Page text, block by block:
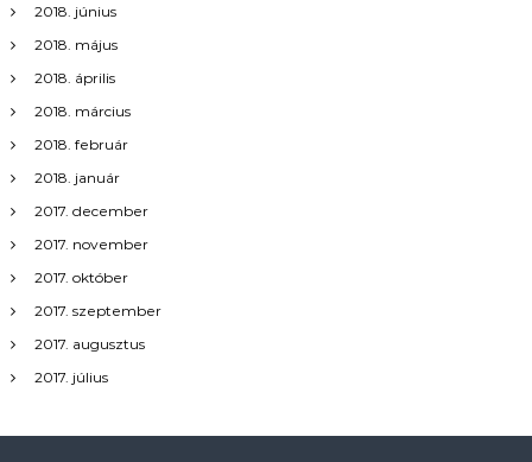
2018. június
2018. május
2018. április
2018. március
2018. február
2018. január
2017. december
2017. november
2017. október
2017. szeptember
2017. augusztus
2017. július